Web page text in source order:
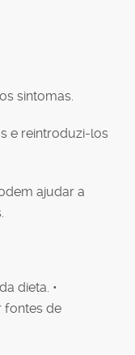
sintomas.
e reintroduzi-los
ajudar a
dieta. •
fontes de